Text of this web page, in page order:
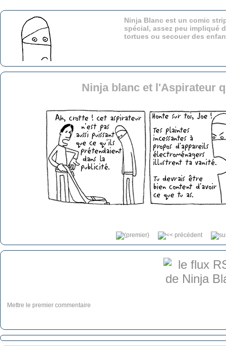
Ninja Blanc est un comic
spécial, assez peu impliqué
tortues ou secouer des
Ninja blanc et l'Aspirateur
Mettre le premier commentaire